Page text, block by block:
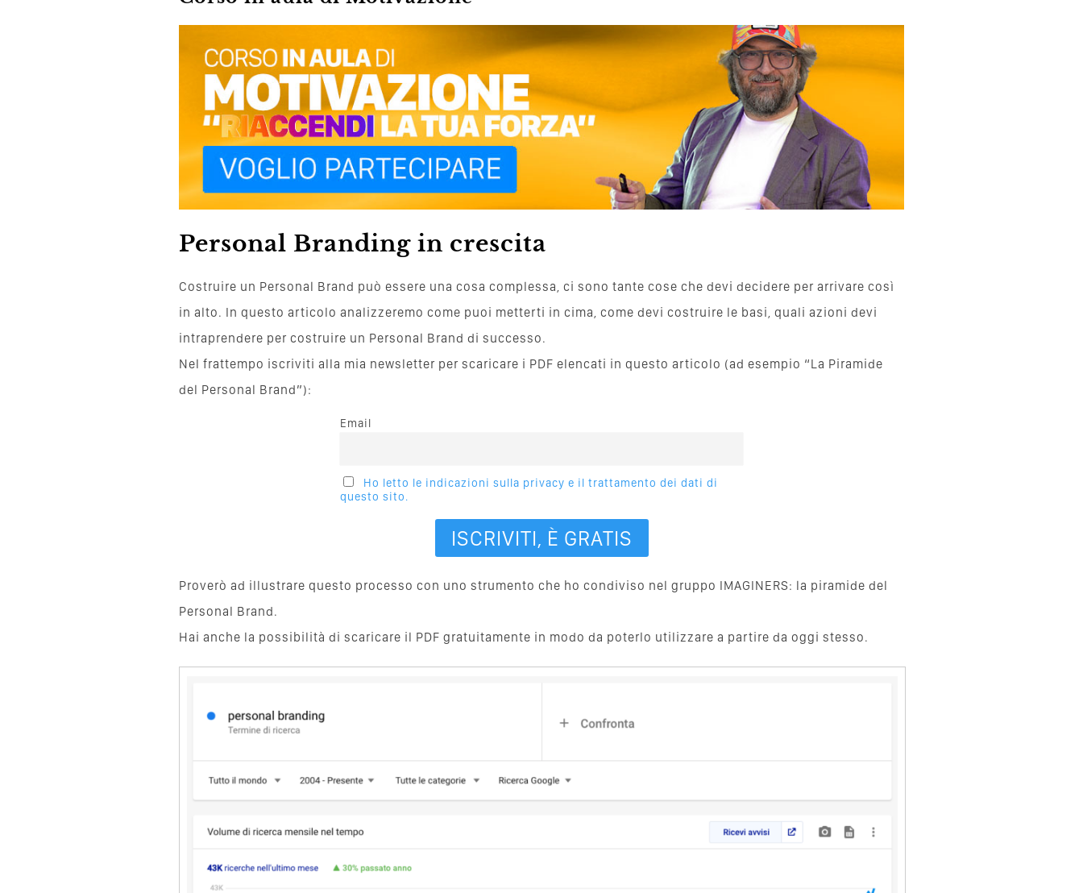
Personal Branding in crescita
Costruire un Personal Brand può essere una cosa complessa, ci sono tante cose che devi decidere per arrivare così
in alto. In questo articolo analizzeremo come puoi metterti in cima, come devi costruire le basi, quali azioni devi
intraprendere per costruire un Personal Brand di successo.
Nel frattempo iscriviti alla mia newsletter per scaricare i PDF elencati in questo articolo (ad esempio “La Piramide
del Personal Brand”):
Email
Ho letto le indicazioni sulla privacy e il trattamento dei dati di
questo sito.
Proverò ad illustrare questo processo con uno strumento che ho condiviso nel gruppo IMAGINERS: la piramide del
Personal Brand.
Hai anche la possibilità di scaricare il PDF gratuitamente in modo da poterlo utilizzare a partire da oggi stesso.